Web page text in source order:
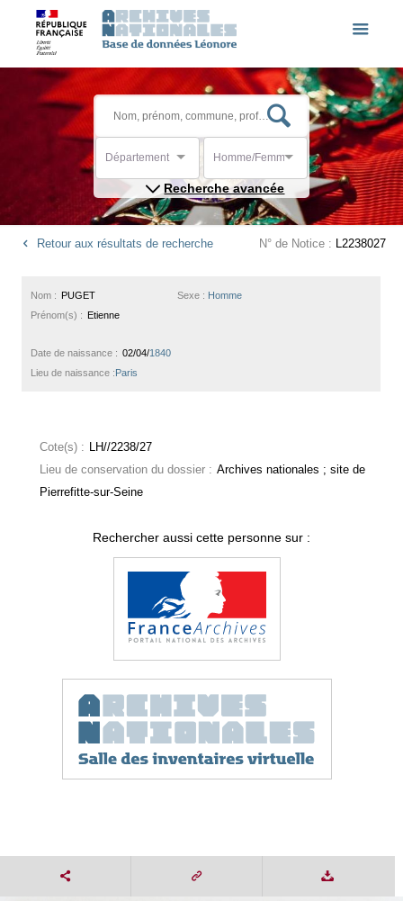
Département Homme/Femme
Recherche avancée
Retour aux résultats de recherche N° de Notice : L2238027
Sexe : Homme
Nom : PUGET
Prénom(s) : Etienne
Date de naissance : 02/04/1840
Lieu de naissance :Paris
Cote(s) : LH//2238/27
Lieu de conservation du dossier : Archives nationales ; site de
Pierrefitte-sur-Seine
Rechercher aussi cette personne sur :